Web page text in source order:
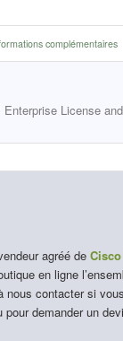
complémentaires
License
agréé de
en ligne
nous contacter si
demander un